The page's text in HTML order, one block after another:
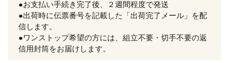
●お支払い手続き完了後、２週間程度で発送
●出荷時に伝票番号を記載した「出荷完了メール」を配
信します。
●ワンストップ希望の方には、組立不要・切手不要の返
信用封筒をお届けします。